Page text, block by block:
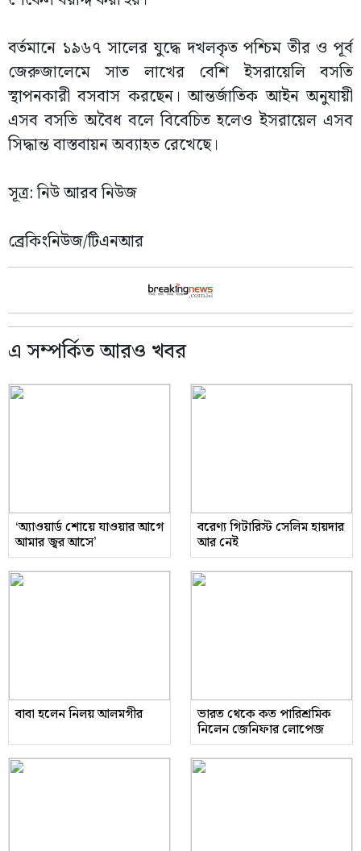
বর্তমানে ১৯৬৭ সালের যুদ্ধে দখলকৃত পশ্চিম তীর ও পূর্ব
জেরুজালেমে সাত লাখের বেশি ইসরায়েলি বসতি
স্থাপনকারী বসবাস করছেন। আন্তর্জাতিক আইন অনুযায়ী
এসব বসতি অবৈধ বলে বিবেচিত হলেও ইসরায়েল এসব
সিদ্ধান্ত বাস্তবায়ন অব্যাহত রেখেছে।
সূত্র: নিউ আরব নিউজ
ব্রেকিংনিউজ/টিএনআর
এ সম্পর্কিত আরও খবর
‘অ্যাওয়ার্ড শোয়ে যাওয়ার আগে
আমার জ্বর আসে’
বরেণ্য গিটারিস্ট সেলিম হায়দার
আর নেই
বাবা হলেন নিলয় আলমগীর ভারত থেকে কত পারিশ্রমিক
নিলেন জেনিফার লোপেজ